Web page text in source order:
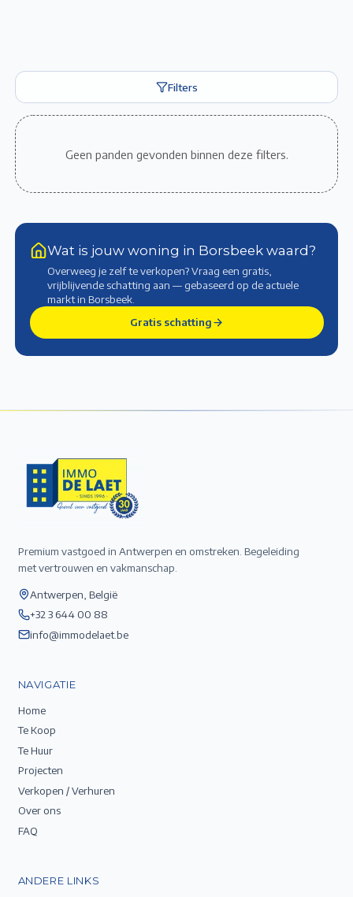
Filters
Geen panden gevonden binnen deze filters.
Wat is jouw woning in Borsbeek waard?
Overweeg je zelf te verkopen? Vraag een gratis,
vrijblijvende schatting aan — gebaseerd op de actuele
marktin Borsbeek
Gratis schatting
Premium vastgoed in Antwerpen en omstreken. Begeleiding
met vertrouwen en vakmanschap.
Antwerpen, België
+32 3 644 00 88
info@immodelaet.be
NAVIGATIE
Home
Te Koop
Te Huur
Projecten
Verkopen / Verhuren
Over ons
FAQ
ANDERE LINKS